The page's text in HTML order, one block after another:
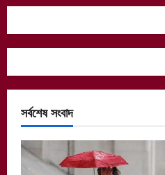
সর্বশেষ সংবাদ